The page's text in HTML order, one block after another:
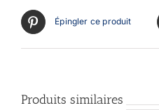
Épingler ce produit
Produits similaires